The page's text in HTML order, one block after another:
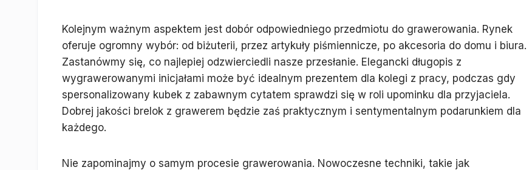
Kolejnym ważnym aspektem jest dobór odpowiedniego przedmiotu do grawerowania. Rynek
oferuje ogromny wybór: od biżuterii, przez artykuły piśmiennicze, po akcesoria do domu i biura.
Zastanówmy się, co najlepiej odzwierciedli nasze przesłanie. Elegancki długopis z
wygrawerowanymi inicjałami może być idealnym prezentem dla kolegi z pracy, podczas gdy
spersonalizowany kubek z zabawnym cytatem sprawdzi się w roli upominku dla przyjaciela.
Dobrej jakości brelok z grawerem będzie zaś praktycznym i sentymentalnym podarunkiem dla
każdego.
Nie zapominajmy o samym procesie grawerowania. Nowoczesne techniki, takie jak